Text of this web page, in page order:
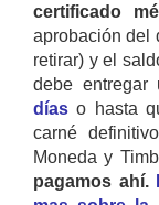
certificado
aprobación del
retirar) y el
debe entregar
días o hasta
carné
Moneda y
pagamos ahí.